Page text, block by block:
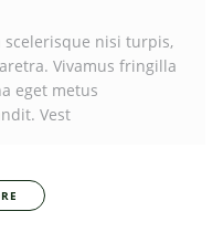
nisi turpis,
Vivamus fringilla
eget metus
Vest